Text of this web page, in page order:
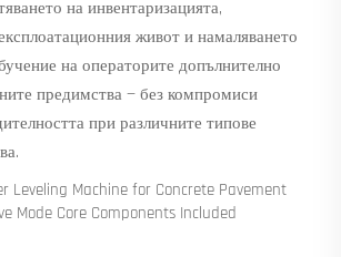
на инвентаризацията,
живот и намаляването
на операторите допълнително
предимства — без компромиси
при различните типове